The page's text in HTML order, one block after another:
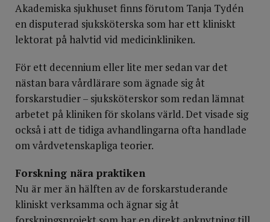
Akademiska sjukhuset finns förutom Tanja Tydén
en disputerad sjuksköterska som har ett kliniskt
lektorat på halvtid vid medicinkliniken.
För ett decennium eller lite mer sedan var det
nästan bara vårdlärare som ägnade sig åt
forskarstudier – sjuksköterskor som redan lämnat
arbetet på kliniken för skolans värld. Det visade sig
också i att de tidiga avhandlingarna ofta handlade
om vårdvetenskapliga teorier.
Forskning nära praktiken
Nu är mer än hälften av de forskarstuderande
kliniskt verksamma och ägnar sig åt